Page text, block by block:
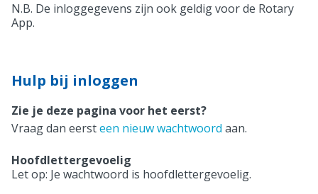
N.B. De inloggegevens zijn ook geldig voor de Rotary
App.
Hulp bij inloggen
Zie je deze pagina voor het eerst?
Vraag dan eersteen nieuw wachtwoord aan.
Hoofdlettergevoelig
Let op: Je wachtwoord is hoofdlettergevoelig.